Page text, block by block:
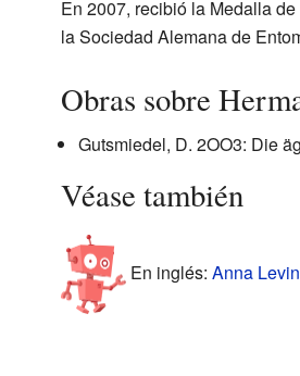
En 2007, recibió la Medalla
la Sociedad Alemana de
Obras sobre
Gutsmiedel, D. 2OO3: Die
Véase también
En inglés: Anna